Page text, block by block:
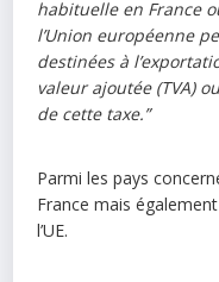
habituelle en France
l’Union européenne
destinées à
valeur ajoutée (TVA)
de cette taxe.”
Parmi les pays
France mais
l’UE.